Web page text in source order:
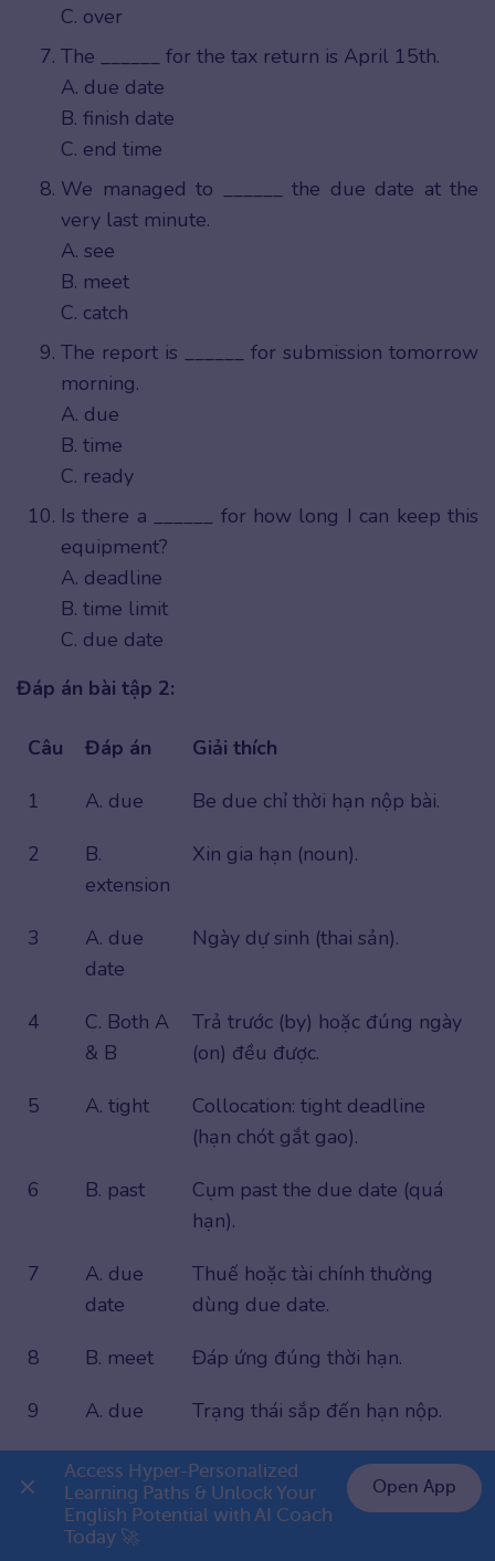
C. over
The ______ for the tax return is April 15th.
A. due date
B. finish date
C. end time
We managed to ______ the due date at the
very last minute.
A. see
B. meet
C. catch
The report is ______ for submission tomorrow
morning.
A. due
B. time
C. ready
Is there a ______ for how long I can keep this
equipment?
A. deadline
B. time limit
C. due date
Đáp án bài tập 2:
Câu Đáp án
Giải thích
1
A. due
Be due chỉ thời hạn nộp bài.
2
B.
extension
Xin gia hạn (noun).
3
A. due
date
Ngày dự sinh (thai sản).
4
C. Both A
& B
Trả trước (by) hoặc đúng ngày
(on) đều được.
5
A. tight
Collocation: tight deadline
(hạn chót gắt gao).
6
B. past
Cụm past the due date (quá
hạn).
7
A. due
date
Thuế hoặc tài chính thường
dùng due date.
8
B. meet
Đáp ứng đúng thời hạn.
9
A. due
Trạng thái sắp đến hạn nộp.
B. time
limit
Giới hạn thời gian sử dụng
thiết bị.
👉 Premium 1 năm chỉ 799K
Access Hyper-Personalized
Learning Paths & Unlock Your
English Potential with AI Coach
Today 🚀
Open App